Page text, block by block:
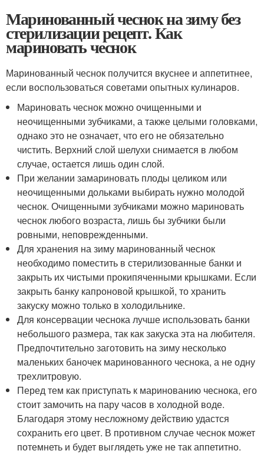
Маринованный чеснок на зиму без
стерилизации рецепт. Как
мариновать чеснок
Маринованный чеснок получится вкуснее и аппетитнее,
если воспользоваться советами опытных кулинаров.
Мариновать чеснок можно очищенными и
неочищенными зубчиками, а также целыми головками,
однако это не означает, что его не обязательно
чистить. Верхний слой шелухи снимается в любом
случае, остается лишь один слой.
При желании замариновать плоды целиком или
неочищенными дольками выбирать нужно молодой
чеснок. Очищенными зубчиками можно мариновать
чеснок любого возраста, лишь бы зубчики были
ровными, неповрежденными.
Для хранения на зиму маринованный чеснок
необходимо поместить в стерилизованные банки и
закрыть их чистыми прокипяченными крышками. Если
закрыть банку капроновой крышкой, то хранить
закуску можно только в холодильнике.
Для консервации чеснока лучше использовать банки
небольшого размера, так как закуска эта на любителя.
Предпочтительно заготовить на зиму несколько
маленьких баночек маринованного чеснока, а не одну
трехлитровую.
Перед тем как приступать к маринованию чеснока, его
стоит замочить на пару часов в холодной воде.
Благодаря этому несложному действию удастся
сохранить его цвет. В противном случае чеснок может
потемнеть и будет выглядеть уже не так аппетитно.